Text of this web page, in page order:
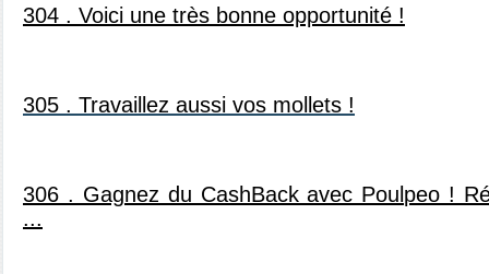
304 . Voici une très bonne opportunité !
305 . Travaillez aussi vos mollets !
306 . Gagnez du CashBack avec Poulpeo !
...